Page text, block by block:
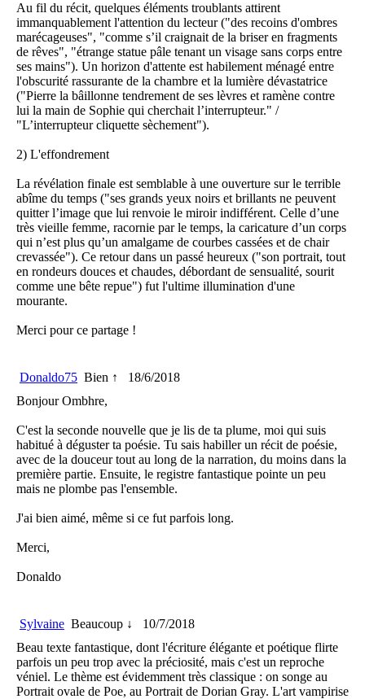
Au fil du récit, quelques éléments troublants attirent
immanquablement l'attention du lecteur ("des recoins d'ombres
marécageuses", "comme s’il craignait de la briser en fragments
de rêves", "étrange statue pâle tenant un visage sans corps entre
ses mains"). Un horizon d'attente est habilement ménagé entre
l'obscurité rassurante de la chambre et la lumière dévastatrice
("Pierre la bâillonne tendrement de ses lèvres et ramène contre
lui la main de Sophie qui cherchait l’interrupteur." /
"L’interrupteur cliquette sèchement").
2) L'effondrement
La révélation finale est semblable à une ouverture sur le terrible
abîme du temps ("ses grands yeux noirs et brillants ne peuvent
quitter l’image que lui renvoie le miroir indifférent. Celle d’une
très vieille femme, racornie par le temps, la caricature d’un corps
qui n’est plus qu’un amalgame de courbes cassées et de chair
crevassée"). Ce retour dans un passé heureux ("son portrait, tout
en rondeurs douces et chaudes, débordant de sensualité, sourit
comme une bête repue") fut l'ultime illumination d'une
mourante.
Merci pour ce partage !
Donaldo75 Bien ↑
18/6/2018
Bonjour Ombhre,
C'est la seconde nouvelle que je lis de ta plume, moi qui suis
habitué à déguster ta poésie. Tu sais habiller un récit de poésie,
avec de la douceur tout au long de la narration, du moins dans la
première partie. Ensuite, le registre fantastique pointe un peu
mais ne plombe pas l'ensemble.
J'ai bien aimé, même si ce fut parfois long.
Merci,
Donaldo
Sylvaine Beaucoup ↓
10/7/2018
Beau texte fantastique, dont l'écriture élégante et poétique flirte
parfois un peu trop avec la préciosité, mais c'est un reproche
véniel. Le thème est évidemment très classique : on songe au
Portrait ovale de Poe, au Portrait de Dorian Gray. L'art vampirise